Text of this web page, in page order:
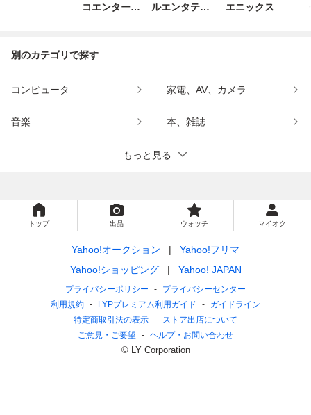
コエンターテ
ルエンタテイ
エニックス
別のカテゴリで探す
コンピュータ 家電、AV、カメラ
音楽 本、雑誌
もっと見る
トップ 出品 ウォッチ マイオク
Yahoo!オークション
Yahoo!フリマ
Yahoo!ショッピング
Yahoo! JAPAN
プライバシーポリシー
プライバシーセンター
利用規約
LYPプレミアム利用ガイド
ガイドライン
特定商取引法の表示
ストア出店について
ご意見・ご要望
ヘルプ・お問い合わせ
© LY Corporation